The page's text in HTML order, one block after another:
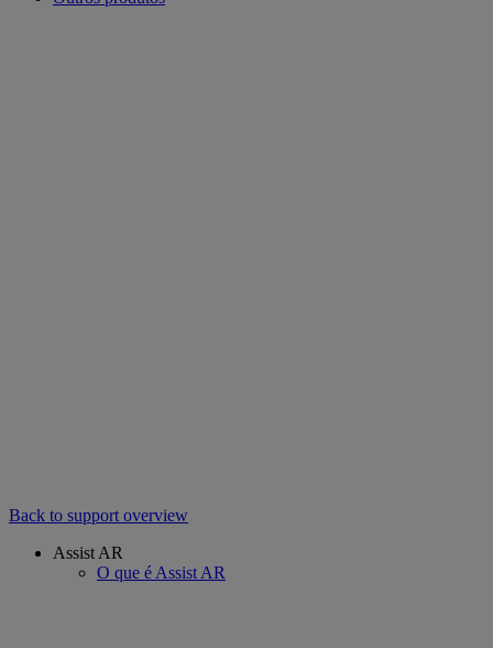
Back to support overview
Assist AR
O que é Assist AR